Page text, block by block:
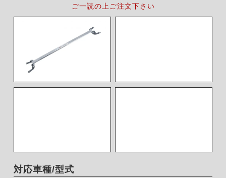
ご一読の上ご注文下さい
対応車種/型式